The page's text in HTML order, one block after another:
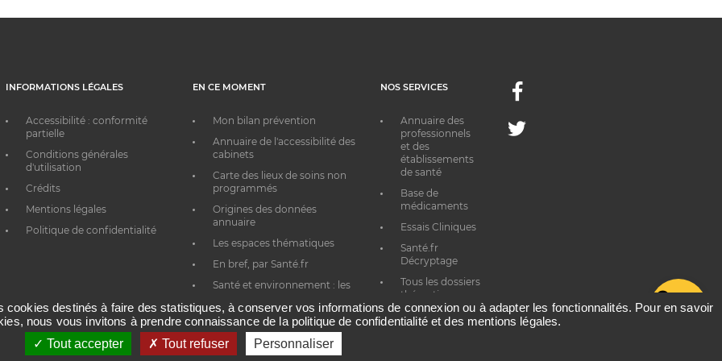
INFORMATIONS LÉGALES
Accessibilité : conformité
partielle
Conditions générales
d'utilisation
Crédits
Mentions légales
Politique de confidentialité
EN CE MOMENT
Mon bilan prévention
Annuaire de l'accessibilité des
cabinets
Carte des lieux de soins non
programmés
Origines des données
annuaire
Les espaces thématiques
En bref, par Santé.fr
Santé et environnement : les
NOS SERVICES
Annuaire des
professionnels
et des
établissements
de santé
Base de
médicaments
Essais Cliniques
Santé.fr
Décryptage
Tous les dossiers
thématiques
Facebook
Twitter
cookies destinés à faire des statistiques, à conserver vos informations de connexion ou à adapter les fonctionnalités. Pour en savoir
nous vous invitons à prendre connaissance de la politique de confidentialité et des mentions légales.
Tout accepter
Tout refuser Personnaliser